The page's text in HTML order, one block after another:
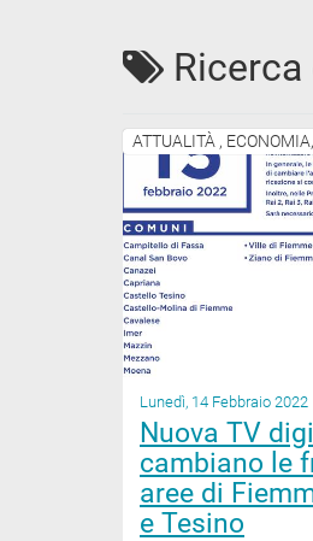
Lunedì, 14 Febbraio 2022
Nuova TV
cambiano le
aree di
e Tesino